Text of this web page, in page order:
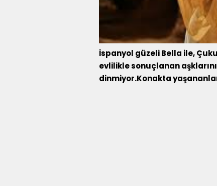
İspanyol güzeli Bella ile,
evlilikle sonuçlanan
dinmiyor.Konakta